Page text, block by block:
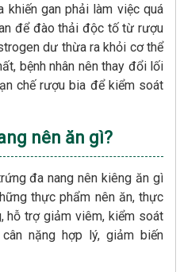
khiến gan phải làm việc quá
để đào thải độc tố từ rượu
dư thừa ra khỏi cơ thể
bệnh nhân nên thay đổi lối
chế rượu bia để kiểm soát
nên ăn gì?
đa nang nên kiêng ăn gì
thực phẩm nên ăn, thực
hỗ trợ giảm viêm, kiểm soát
nặng hợp lý, giảm biến